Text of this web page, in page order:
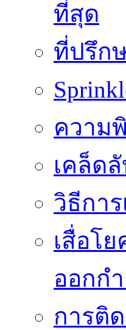
ที่สุด
ที่ปรึก
ความ
เคล็ด
วิธีกา
เสื่อโ
ออกก
การติด